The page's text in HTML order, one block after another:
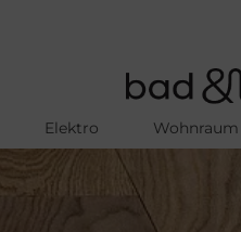
Elektro Wohnraum